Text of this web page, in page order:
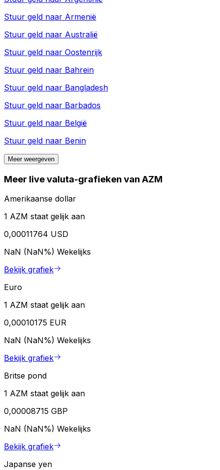
Stuur geld naar Armenië
Stuur geld naar Australië
Stuur geld naar Oostenrijk
Stuur geld naar Bahrein
Stuur geld naar Bangladesh
Stuur geld naar Barbados
Stuur geld naar België
Stuur geld naar Benin
Meer weergeven
Meer live valuta-grafieken van AZM
Amerikaanse dollar
1 AZM staat gelijk aan
0,00011764 USD
NaN (NaN%) Wekelijks
Bekijk grafiek
Euro
1 AZM staat gelijk aan
0,00010175 EUR
NaN (NaN%) Wekelijks
Bekijk grafiek
Britse pond
1 AZM staat gelijk aan
0,00008715 GBP
NaN (NaN%) Wekelijks
Bekijk grafiek
Japanse yen